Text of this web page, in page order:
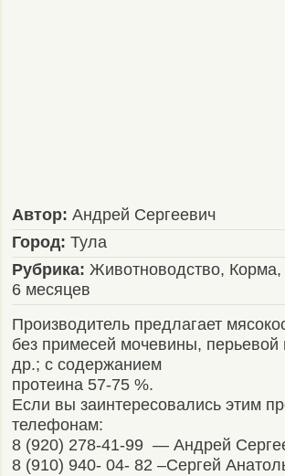
Автор: Андрей Сергеевич
Город: Тула
Рубрика: Животноводство,
6 месяцев
Производитель предлагает
без примесей мочевины, перьевой
др.; с содержанием
протеина 57-75 %.
Если вы заинтересовались этим
телефонам:
8 (920) 278-41-99 — Андрей
8 (910) 940- 04- 82 –Сергей